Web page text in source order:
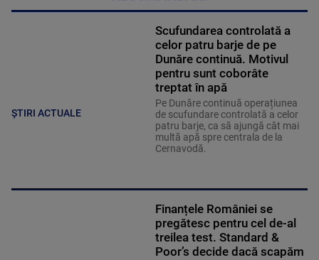
ȘTIRI ACTUALE
Scufundarea controlată a
celor patru barje de pe
Dunăre continuă. Motivul
pentru sunt coborâte
treptat în apă
Pe Dunăre continuă operațiunea
de scufundare controlată a celor
patru barje, ca să ajungă cât mai
multă apă spre centrala de la
Cernavodă.
Finanțele României se
pregătesc pentru cel de-al
treilea test. Standard &
Poor’s decide dacă scapăm